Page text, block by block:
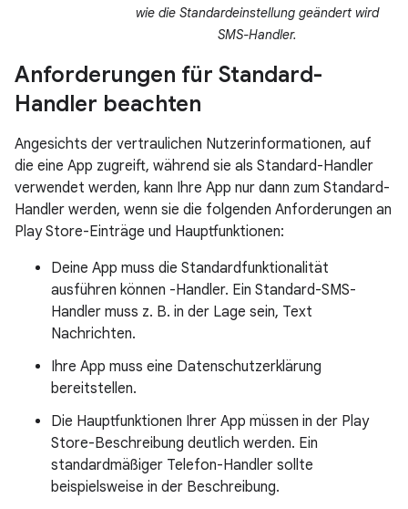
wie die Standardeinstellung geändert wird
SMS-Handler.
Anforderungen für Standard-
Handler beachten
Angesichts der vertraulichen Nutzerinformationen, auf
die eine App zugreift, während sie als Standard-Handler
verwendet werden, kann Ihre App nur dann zum Standard-
Handler werden, wenn sie die folgenden Anforderungen an
Play Store-Einträge und Hauptfunktionen:
Deine App muss die Standardfunktionalität
ausführen können -Handler. Ein Standard-SMS-
Handler muss z. B. in der Lage sein, Text
Nachrichten.
Ihre App muss eine Datenschutzerklärung
bereitstellen.
Die Hauptfunktionen Ihrer App müssen in der Play
Store-Beschreibung deutlich werden. Ein
standardmäßiger Telefon-Handler sollte
beispielsweise in der Beschreibung.